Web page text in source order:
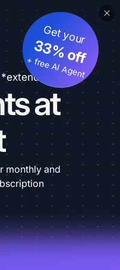
at
Get your
33% off
+ free AI Agent
monthly and